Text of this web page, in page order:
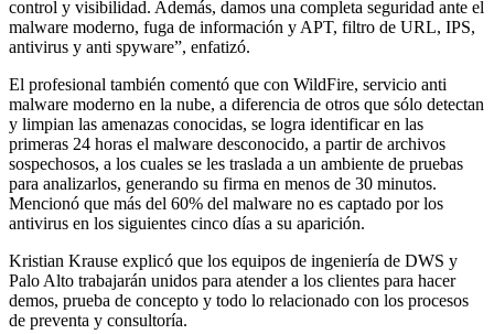
control y visibilidad. Además, damos una completa seguridad ante el
malware moderno, fuga de información y APT, filtro de URL, IPS,
antivirus y anti spyware”, enfatizó.
El profesional también comentó que con WildFire, servicio anti
malware moderno en la nube, a diferencia de otros que sólo detectan
y limpian las amenazas conocidas, se logra identificar en las
primeras 24 horas el malware desconocido, a partir de archivos
sospechosos, a los cuales se les traslada a un ambiente de pruebas
para analizarlos, generando su firma en menos de 30 minutos.
Mencionó que más del 60% del malware no es captado por los
antivirus en los siguientes cinco días a su aparición.
Kristian Krause explicó que los equipos de ingeniería de DWS y
Palo Alto trabajarán unidos para atender a los clientes para hacer
demos, prueba de concepto y todo lo relacionado con los procesos
de preventa y consultoría.